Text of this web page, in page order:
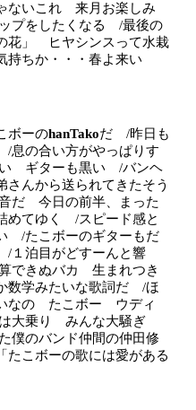
ないこれ 来月お楽しみ
プをしたくなる /最後の
花」 ヒヤシンスって水栽
持ちか・・・春よ来い
ボーのhanTakoだ /昨日も
息の合い方がやっぱりす
ギターも黒い /バンヘ
んから送られてきたそう
だ 今日の前半、まった
めてゆく /スピード感と
/たこボーのギターもだ
１泊目がどすーんと響
できぬバカ 生まれつき
数学みたいな歌詞だ /ほ
なの たこボー ウディ
大乗り みんな大騒ぎ
僕のバンド仲間の仲田修
こボーの歌には愛がある